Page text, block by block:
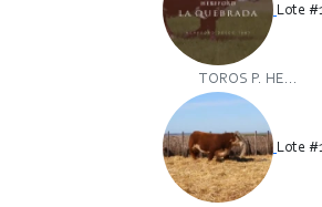
Lote
TOROS P. HE...
Lote